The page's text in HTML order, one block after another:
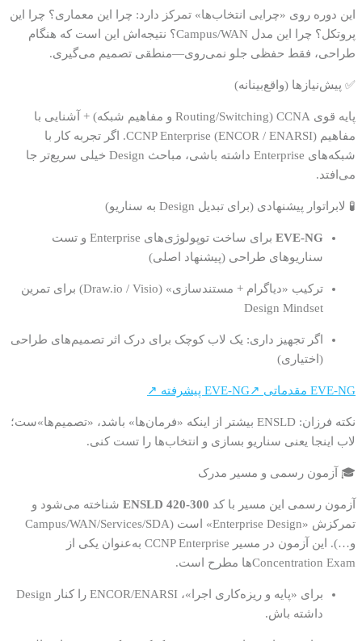
این دوره روی «چرایی انتخاب‌ها» تمرکز دارد: چرا این معماری؟ چرا این
پروتکل؟ چرا این مدل Campus/WAN؟ نتیجه‌اش این است که هنگام
طراحی، فقط حفظی جلو نمی‌روی—منطقی تصمیم می‌گیری.
✅ پیش‌نیازها (واقع‌بینانه)
پایه قوی CCNA (Routing/Switching و مفاهیم شبکه) + آشنایی با
مفاهیم CCNP Enterprise (ENCOR / ENARSI). اگر تجربه کار با
شبکه‌های Enterprise داشته باشی، مباحث Design خیلی سریع‌تر جا
می‌افتد.
🧪 لابراتوار پیشنهادی (برای تبدیل Design به سناریو)
EVE-NG
برای ساخت توپولوژی‌های Enterprise و تست
سناریوهای طراحی (پیشنهاد اصلی)
ترکیب «دیاگرام + مستندسازی» (Draw.io / Visio) برای تمرین
Design Mindset
اگر تجهیز داری: یک لاب کوچک برای درک اثر تصمیم‌های طراحی
(اختیاری)
EVE-NG مقدماتی ↗ EVE-NG پیشرفته ↗
نکته فرزان: ENSLD بیشتر از اینکه «فرمان‌ها» باشد، «تصمیم‌ها»ست؛
لاب اینجا یعنی سناریو بسازی و انتخاب‌ها را تست کنی.
🎓 آزمون رسمی و مسیر مدرک
آزمون رسمی این مسیر با کد 300-420 ENSLD
شناخته می‌شود و
تمرکزش «Enterprise Design» است (Campus/WAN/Services/SDA
و…). این آزمون در مسیر CCNP Enterprise به‌عنوان یکی از
Concentration Examها مطرح است.
برای «پایه و ریزه‌کاری اجرا»، ENCOR/ENARSI را کنار Design
داشته باش.